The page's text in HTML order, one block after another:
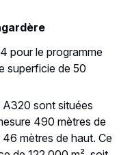
pour le programme
superficie de 50
A320 sont situées
490 mètres de
mètres de haut. Ce